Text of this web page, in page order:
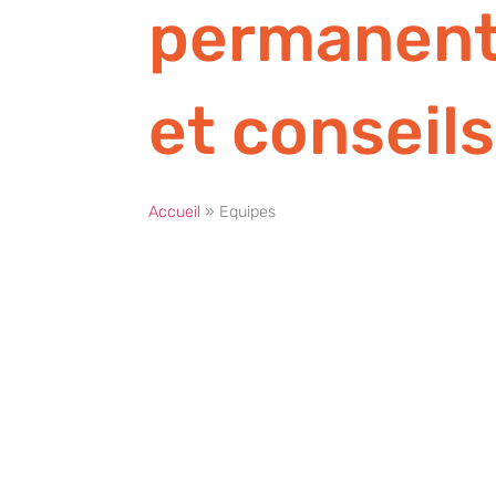
et conseils
Accueil » Equipes